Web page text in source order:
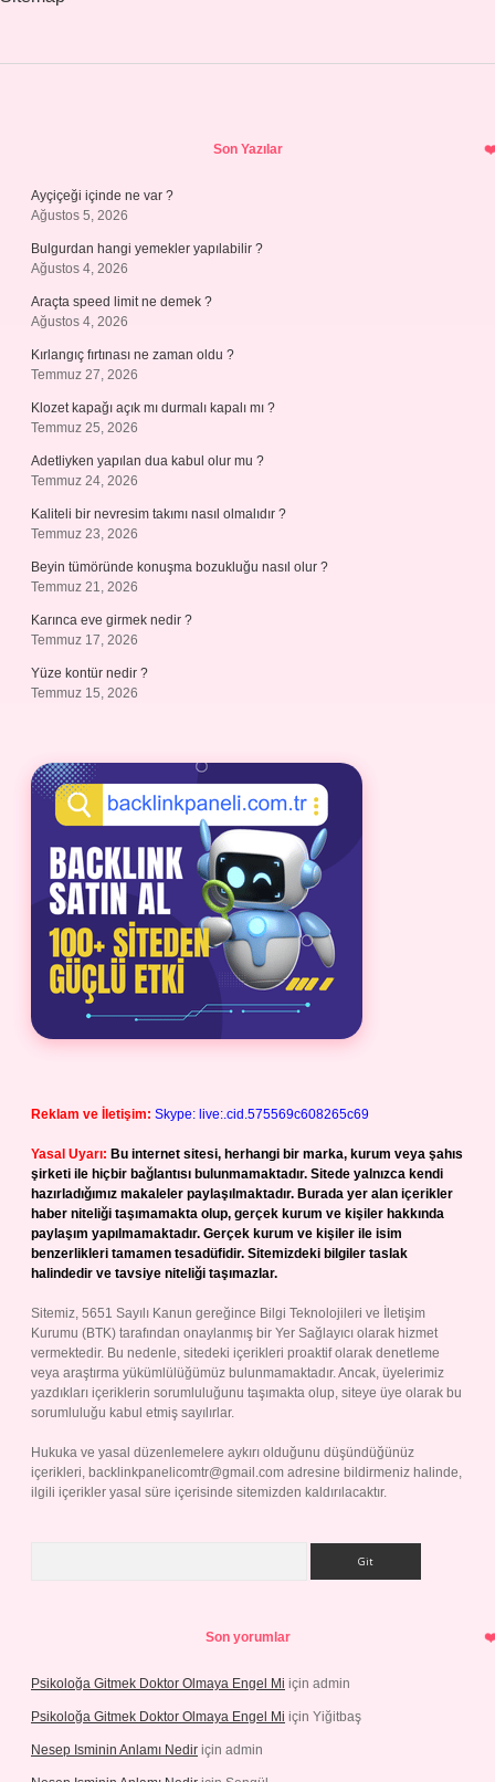
Son Yazılar
Ayçiçeği içinde ne var ?
Ağustos 5, 2026
Bulgurdan hangi yemekler yapılabilir ?
Ağustos 4, 2026
Araçta speed limit ne demek ?
Ağustos 4, 2026
Kırlangıç fırtınası ne zaman oldu ?
Temmuz 27, 2026
Klozet kapağı açık mı durmalı kapalı mı ?
Temmuz 25, 2026
Adetliyken yapılan dua kabul olur mu ?
Temmuz 24, 2026
Kaliteli bir nevresim takımı nasıl olmalıdır ?
Temmuz 23, 2026
Beyin tümöründe konuşma bozukluğu nasıl olur ?
Temmuz 21, 2026
Karınca eve girmek nedir ?
Temmuz 17, 2026
Yüze kontür nedir ?
Temmuz 15, 2026
Reklam ve İletişim: Skype: live:.cid.575569c608265c69
Yasal Uyarı: Bu internet sitesi, herhangi bir marka, kurum veya şahıs
şirketi ile hiçbir bağlantısı bulunmamaktadır. Sitede yalnızca kendi
hazırladığımız makaleler paylaşılmaktadır. Burada yer alan içerikler
haber niteliği taşımamakta olup, gerçek kurum ve kişiler hakkında
paylaşım yapılmamaktadır. Gerçek kurum ve kişiler ile isim
benzerlikleri tamamen tesadüfidir. Sitemizdeki bilgiler taslak
halindedir ve tavsiye niteliği taşımazlar.
Sitemiz, 5651 Sayılı Kanun gereğince Bilgi Teknolojileri ve İletişim
Kurumu (BTK) tarafından onaylanmış bir Yer Sağlayıcı olarak hizmet
vermektedir. Bu nedenle, sitedeki içerikleri proaktif olarak denetleme
veya araştırma yükümlülüğümüz bulunmamaktadır. Ancak, üyelerimiz
yazdıkları içeriklerin sorumluluğunu taşımakta olup, siteye üye olarak bu
sorumluluğu kabul etmiş sayılırlar.
Hukuka ve yasal düzenlemelere aykırı olduğunu düşündüğünüz
içerikleri, backlinkpanelicomtr@gmail.com adresine bildirmeniz halinde,
ilgili içerikler yasal süre içerisinde sitemizden kaldırılacaktır.
Son yorumlar
Psikoloğa Gitmek Doktor Olmaya Engel Mi için admin
Psikoloğa Gitmek Doktor Olmaya Engel Mi için Yiğitbaş
Nesep Isminin Anlamı Nedir için admin